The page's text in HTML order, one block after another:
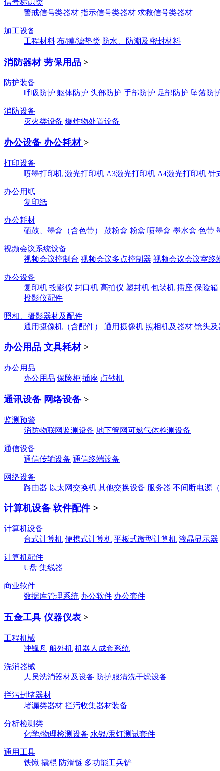
信号标识类
警戒信号类器材 指示信号类器材 求救信号类器材
加工设备
工程材料 布/膜/滤垫类 防水、防潮及密封材料
消防器材 劳保用品 >
防护装备
呼吸防护 躯体防护 头部防护 手部防护 足部防护 坠落防
消防设备
灭火类设备 爆炸物处置设备
办公设备 办公耗材 >
打印设备
喷墨打印机 激光打印机 A3激光打印机 A4激光打印机 针
办公用纸
复印纸
办公耗材
硒鼓、墨盒（含色带）
鼓粉盒 粉盒 喷墨盒 墨水盒 色带
视频会议系统设备
视频会议控制台 视频会议多点控制器 视频会议会议室终
办公设备
复印机 投影仪 封口机 高拍仪 塑封机 包装机 插座 保险箱
投影仪配件
照相、摄影器材及配件
通用摄像机（含配件）
通用摄像机 照相机及器材 镜头及
办公用品 文具耗材 >
办公用品
办公用品 保险柜 插座 点钞机
通讯设备 网络设备 >
监测预警
消防物联网监测设备 地下管网可燃气体检测设备
通信设备
通信传输设备 通信终端设备
网络设备
路由器 以太网交换机 其他交换设备 服务器 不间断电源
计算机设备 软件配件 >
计算机设备
台式计算机 便携式计算机 平板式微型计算机 液晶显示器
计算机配件
U盘 集线器
商业软件
数据库管理系统 办公软件 办公套件
五金工具 仪器仪表 >
工程机械
冲锋舟 船外机 机器人成套系统
洗消器械
人员洗消器材及设备 防护服清洗干燥设备
拦污封堵器材
堵漏类器材 拦污收集器材装备
分析检测类
化学/物理检测设备 水银/汞灯测试套件
通用工具
铁锹 撬棍 防滑链 多功能工兵铲